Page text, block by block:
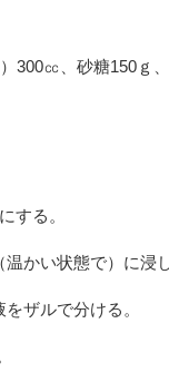
300㏄、砂糖150ｇ
する。
かい状態で）に浸
ザルで分ける。